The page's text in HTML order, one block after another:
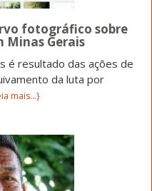
fotográfico sobre
Minas Gerais
é resultado das ações de
da luta por
mais...}